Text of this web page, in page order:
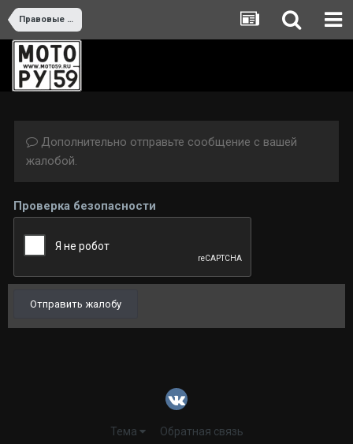
Правовые вопросы
Дополнительно отправьте сообщение с вашей
жалобой.
Проверка безопасности
Отправить жалобу
Тема Обратная связь